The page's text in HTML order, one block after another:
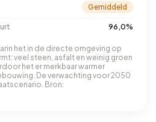
Gemiddeld
96,0%
het in de directe omgeving op
veel steen, asfalt en weinig groen
het er merkbaar warmer
De verwachting voor 2050
Bron: